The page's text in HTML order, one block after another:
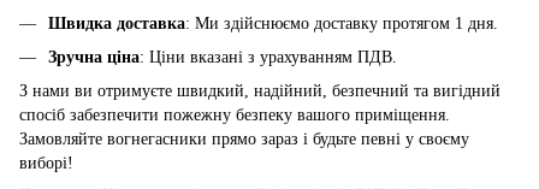
Швидка доставка: Ми здійснюємо доставку протягом 1 дня.
Зручна ціна: Ціни вказані з урахуванням ПДВ.
З нами ви отримуєте швидкий, надійний, безпечний та вигідний
спосіб забезпечити пожежну безпеку вашого приміщення.
Замовляйте вогнегасники прямо зараз і будьте певні у своєму
виборі!